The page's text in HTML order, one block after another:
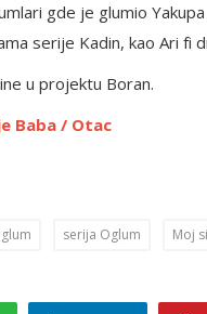
gde je glumio
serije Kadin, kao Ari fi
u projektu Boran.
Baba / Otac
serija Oglum Moj